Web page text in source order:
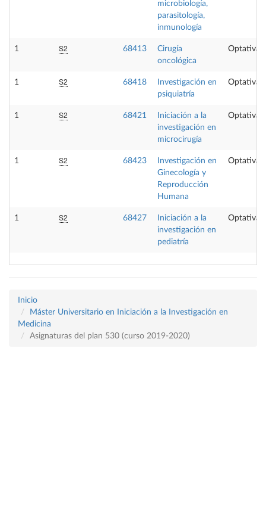
microbiología,
parasitología,
inmunología
1 S2 68413
Cirugía
oncológica
Optativa
1 S2 68418
Investigación en
psiquiatría
Optativa
1 S2 68421
Iniciación a la
investigación en
microcirugía
Optativa
1 S2 68423
Investigación en
Ginecología y
Reproducción
Humana
Optativa
1 S2 68427
Iniciación a la
investigación en
pediatría
Optativa
Inicio
Máster Universitario en Iniciación a la Investigación en
Medicina
Asignaturas del plan 530 (curso 2019-2020)